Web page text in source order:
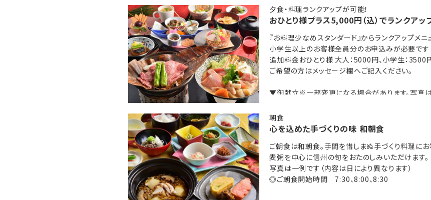
■夕食は『お料理少なめ・スタンダードメニュー』■
四季折々の食材をふんだんに使った、
優美な味わいのコースをお楽しみいただきます。
★料理グレードアップはプラス5,000円でご用意★
料理ランクは全宿泊者同一でお申し込みください。
■ご朝食は、カラフル和定食■
手づくりの美味しさあふれるお膳。メインの蕎麦の実粥を中心に信州の旬をおたのしみいた
＜温ぱら限定特典＞
★貸切露天風呂「かむりきの湯」１回（４５分）ご利用が無料
★姉妹館≪圓山荘≫（当館より徒歩約3分）の4種の温泉もご利用いただけます。
海老
焼き筍
合鴨味噌漬け
地元味噌蔵・高村さん家の醤油豆
お造り 本日の旨い魚 二種盛り
信州サーモンと真鯛 妻一式
高村さん家のヤママサ醤油
小鍋立 もち豚と白菜の寄せ鍋仕立て
お食事 一粒一粒豊かな味わい
麻績村産こしひかり
水 物 林檎プリン 杏ジャム
※お料理内容は季節・仕入れ等により異なります
◎ご夕食開始時間 18:00～
夕食・料理ランクアップが可能！
おひとり様プラス5,000円（込）でランクア
『お料理少なめスタンダード』からランクアップメ
小学生以上のお客様全員分のお申込みが必要です
追加料金おひとり様 大人：5000円、小学生：
ご希望の方はメッセージ欄へご記入ください。
▼御献立※一部変更になる場合があります。写真は
前 菜 葉山葵漬け 柿なます
公魚甘露煮 サザエ磯焼き
ぜんまい田舎煮 焼き筍
鳥皮山賊焼き 寒鰆金醸漬け
地元味噌蔵 高村さん家の醤油豆
お造り 本日の旨い川魚二種盛り 妻一式
信州サーモンと真鯛
朝食
心を込めた手づくりの味 和朝食
ご朝食は和朝食。手間を惜しまぬ手づくり料理に
麦粥を中心に信州の旬をおたのしみいただけます。
写真は一例です（内容は日により異なります）
◎ご朝食開始時間 7:30、8:00、8:30